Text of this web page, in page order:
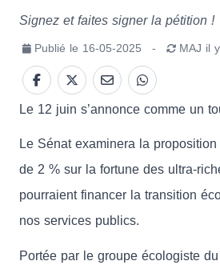
Signez et faites signer la pétition !
Publié le 16-05-2025 - MAJ il
Le 12 juin s’annonce comme un
Le Sénat examinera la
de 2 % sur la fortune des ultra-
pourraient financer la transition
nos services publics.
Portée par le groupe écologiste